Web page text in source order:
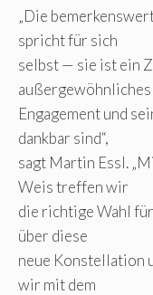
„Die
spricht für sich
selbst — sie ist ein
außergewöhnliches
Engagement und
dankbar sind“,
sagt Martin Essl.
Weis treffen wir
die richtige Wahl
über diese
neue Konstellation
wir mit dem